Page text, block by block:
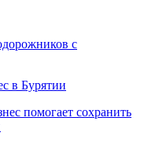
с
в Бурятии
помогает сохранить